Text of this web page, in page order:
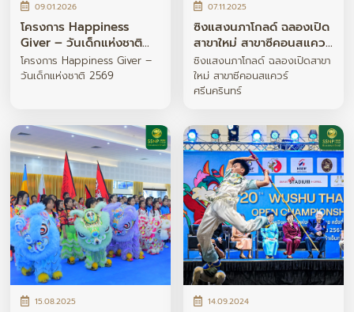
09.01.2026
โครงการ Happiness
Giver – วันเด็กแห่งชาติ
2569
โครงการ Happiness Giver –
วันเด็กแห่งชาติ 2569
07.11.2025
ซิงแสงนภาโกลด์ ฉลองเปิด
สาขาใหม่ สาขาซีคอนสแควร์
ศรีนครินทร์
ซิงแสงนภาโกลด์ ฉลองเปิดสาขา
ใหม่ สาขาซีคอนสแควร์
ศรีนครินทร์
15.08.2025 14.09.2024